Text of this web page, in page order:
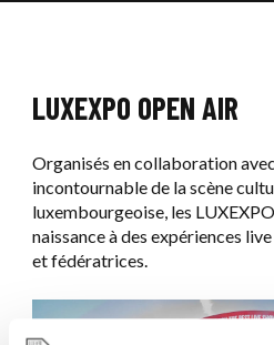
LUXEXPO OPEN AIR
Organisés en collaboration avec
incontournable de la scène
luxembourgeoise, les
naissance à des expériences
et fédératrices.